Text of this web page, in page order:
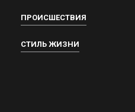
ПРОИСШЕСТВИЯ
СТИЛЬ ЖИЗНИ